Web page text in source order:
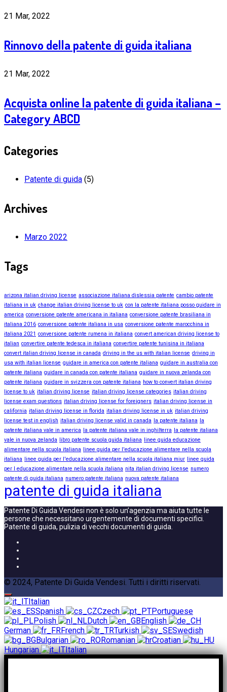
21 Mar, 2022
Rinnovo della patente di guida italiana
21 Mar, 2022
Acquista online la patente di guida italiana –
Category ABCD
Categories
Patente di guida (5)
Archives
Marzo 2022
Tags
arizona italian driving license associazione italiana dislessia patente cambio patente
italiana in uk change italian driving license to uk con la patente italiana posso guidare in
america conversione patente americana in italiana conversione patente brasiliana in
italiana 2016 conversione patente italiana in usa conversione patente marocchina in
italiana 2021 conversione patente rumena in italiana convert american driving license to
italian convertire patente tedesca in italiana convertire patente tunisina in italiana
convert italian driving license in canada driving in the us with italian license driving in
usa with italian license guidare in america con patente italiana guidare in australia con
patente italiana guidare in canada con patente italiana guidare in nuova zelanda con
patente italiana guidare in svizzera con patente italiana how to convert italian driving
license to uk italian driving license italian driving license categories italian driving
license exam questions italian driving license for foreigners italian driving license in
california italian driving license in florida italian driving license in uk italian driving
license test in english italian driving license valid in canada la patente italiana
la
patente italiana vale in america
la patente italiana vale in inghilterra
la patente italiana
vale in nuova zelanda
libro patente scuola guida italiana
linee guida educazione
alimentare nella scuola italiana
linee guida per l'educazione alimentare nella scuola
italiana
linee guida per l'educazione alimentare nella scuola italiana miur linee guida
per l educazione alimentare nella scuola italiana nita italian driving license numero
patente di guida italiana numero patente italiana nuova patente italiana
patente di guida italiana
Patente Di Guida Vendesi non è solo un’agenzia ma aiuta tutte le
persone che necessitano urgentemente di documenti specifici.
Patente di guida, pulizia di vecchi documenti di guida.
© 2024, Patente Di Guida Vendesi. Tutti i diritti riservati.
Italian
Spanish
Czech
Portuguese
Polish
Dutch
English
German
French Turkish
Swedish
Bulgarian
Romanian
Croatian
Hungarian
Italian